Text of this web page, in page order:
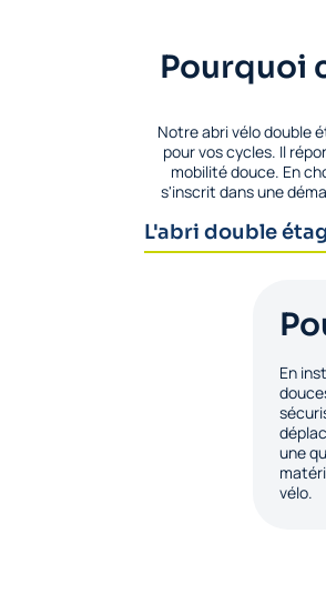
Pourquoi
Notre abri vélo double
pour vos cycles. Il
mobilité douce. En
s'inscrit dans une
L'abri double
En
une
vélo.